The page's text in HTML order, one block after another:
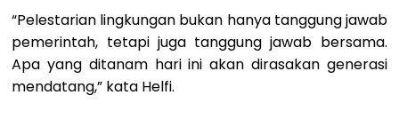
“Pelestarian lingkungan bukan hanya tanggung jawab
pemerintah, tetapi juga tanggung jawab bersama.
Apa yang ditanam hari ini akan dirasakan generasi
mendatang,” kata Helfi.